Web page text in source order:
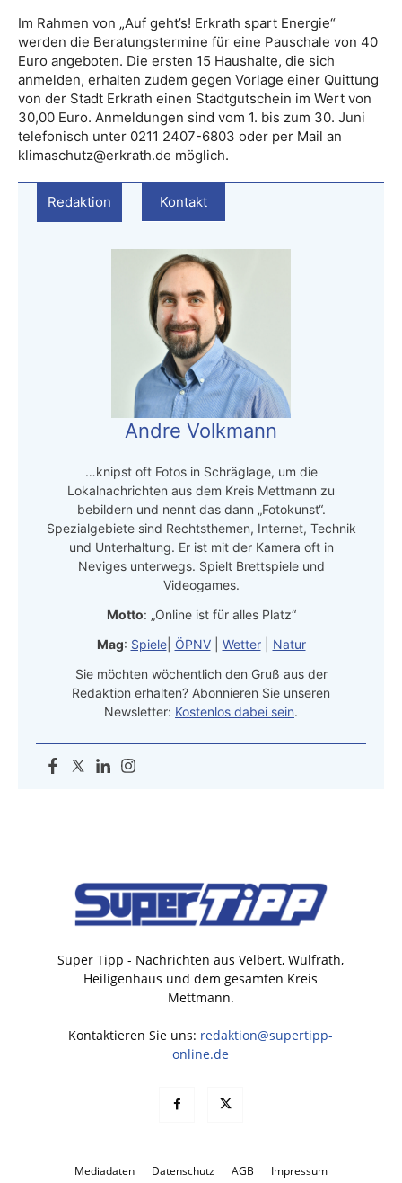
Im Rahmen von „Auf geht’s! Erkrath spart Energie“
werden die Beratungstermine für eine Pauschale von 40
Euro angeboten. Die ersten 15 Haushalte, die sich
anmelden, erhalten zudem gegen Vorlage einer Quittung
von der Stadt Erkrath einen Stadtgutschein im Wert von
30,00 Euro. Anmeldungen sind vom 1. bis zum 30. Juni
telefonisch unter 0211 2407-6803 oder per Mail an
klimaschutz@erkrath.de möglich.
Redaktion Kontakt
Andre Volkmann
…knipst oft Fotos in Schräglage, um die
Lokalnachrichten aus dem Kreis Mettmann zu
bebildern und nennt das dann „Fotokunst“.
Spezialgebiete sind Rechtsthemen, Internet, Technik
und Unterhaltung. Er ist mit der Kamera oft in
Neviges unterwegs. Spielt Brettspiele und
Videogames.
Motto: „Online ist für alles Platz“
Mag: Spiele| ÖPNV| Wetter| Natur
Sie möchten wöchentlich den Gruß aus der
Redaktion erhalten? Abonnieren Sie unseren
Newsletter: Kostenlos dabei sein.
Super Tipp - Nachrichten aus Velbert, Wülfrath,
Heiligenhaus und dem gesamten Kreis
Mettmann.
Kontaktieren Sie uns: redaktion@supertipp-
online.de
Mediadaten Datenschutz AGB Impressum